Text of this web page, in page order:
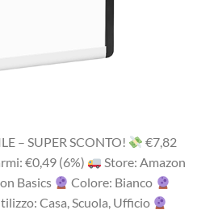
– SUPER SCONTO!
‎€7,82
€0,49 (6%)
Store: Amazon
Basics
Colore: Bianco
Casa, Scuola, Ufficio